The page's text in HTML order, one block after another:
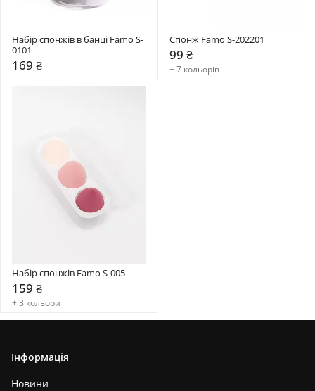
Набір спонжів в банці Famo S-
0101
169 ₴
Спонж Famo S-202201
99 ₴
+ 7 кольорів
Набір спонжів Famo S-005
159 ₴
+ 3 кольори
Інформація
Новини